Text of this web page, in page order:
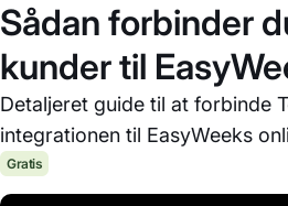
Sådan forbinder
kunder til
Detaljeret guide til at forbinde
integrationen til EasyWeeks
Gratis